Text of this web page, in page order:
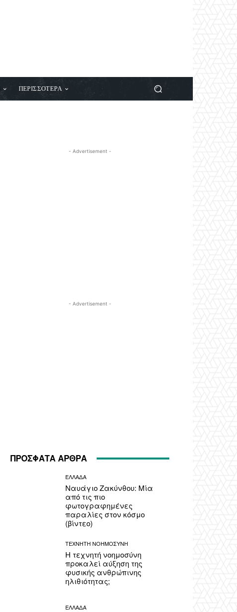
ΠΕΡΙΣΣΟΤΕΡΑ
- Advertisement -
- Advertisement -
ΠΡΟΣΦΑΤΑ ΑΡΘΡΑ
ΕΛΛΑΔΑ
Ναυάγιο Ζακύνθου: Μία
από τις πιο
φωτογραφημένες
παραλίες στον κόσμο
(βίντεο)
ΤΕΧΝΗΤΗ ΝΟΗΜΟΣΥΝΗ
Η τεχνητή νοημοσύνη
προκαλεί αύξηση της
φυσικής ανθρώπινης
ηλιθιότητας;
ΕΛΛΑΔΑ